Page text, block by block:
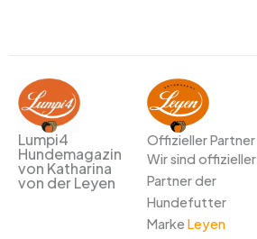
Lumpi4
Hundemagazin
von Katharina
von der Leyen
Offizieller Partner
Wir sind offizieller
Partner der
Hundefutter
Marke Leyen